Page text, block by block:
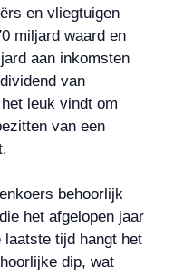
en vliegtuigen
miljard waard en
aan inkomsten
van
leuk vindt om
van een
behoorlijk
het afgelopen jaar
laatste tijd hangt het
dip, wat